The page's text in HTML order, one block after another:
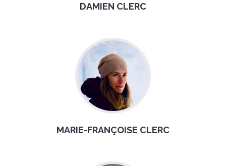
DAMIEN CLERC
MARIE-FRANÇOISE CLERC